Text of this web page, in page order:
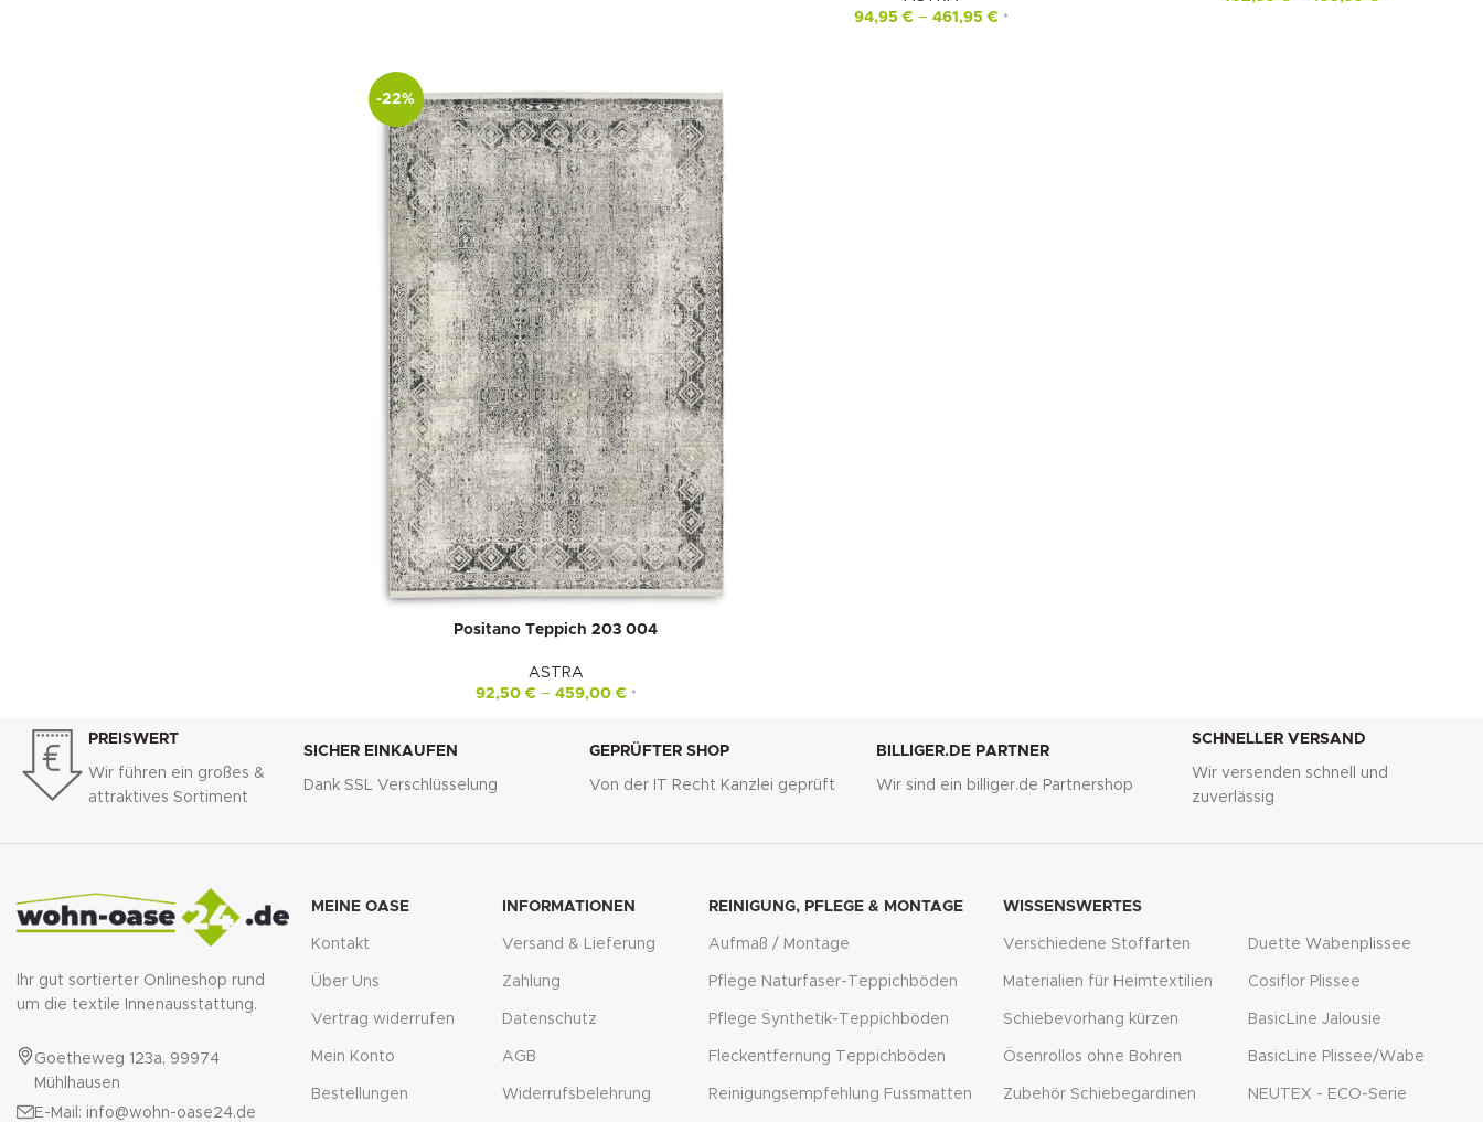
94,95€– 461,95€ *
-22%
Positano Teppich 203 004
ASTRA
92,50€– 459,00€ *
PREISWERT
Wir führen ein großes &
attraktives Sortiment
SICHER EINKAUFEN
Dank SSL Verschlüsselung
GEPRÜFTER SHOP
Von der IT Recht Kanzlei geprüft
BILLIGER.DE PARTNER
Wir sind ein billiger.de Partnershop
SCHNELLER VERSAND
Wir versenden schnell und
zuverlässig
Ihr gut sortierter Onlineshop rund
um die textile Innenausstattung.
Goetheweg 123a, 99974
Mühlhausen
E-Mail: info@wohn-oase24.de
MEINE OASE
Kontakt
Über Uns
Vertrag widerrufen
Mein Konto
Bestellungen
INFORMATIONEN
Versand & Lieferung
Zahlung
Datenschutz
AGB
Widerrufsbelehrung
REINIGUNG, PFLEGE & MONTAGE
Aufmaß / Montage
Pflege Naturfaser-Teppichböden
Pflege Synthetik-Teppichböden
Fleckentfernung Teppichböden
Reinigungsempfehlung Fussmatten
WISSENSWERTES
Verschiedene Stoffarten
Materialien für Heimtextilien
Schiebevorhang kürzen
Ösenrollos ohne Bohren
Zubehör Schiebegardinen
Duette Wabenplissee
Cosiflor Plissee
BasicLine Jalousie
BasicLine Plissee/Wabe
NEUTEX - ECO-Serie